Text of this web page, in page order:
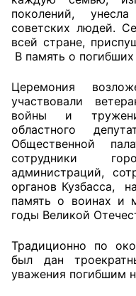
Главная
Общественные
органах
исполнительной
Общественные
независимой
оказания услуг
О Палате
Структура Палаты
поколений,
советских людей.
всей стране,
В память о
Церемония
участвовали
войны и
областного
Общественной
сотрудники
администраций,
органов Кузбасса,
память о воинах и
годы Великой
Традиционно по
был дан
уважения погибшим